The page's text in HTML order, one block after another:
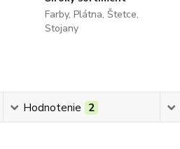
Farby, Plátna, Štetce,
Stojany
Hodnotenie 2